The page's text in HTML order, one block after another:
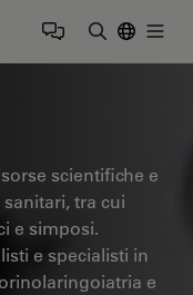
scientifiche e
tra cui
e simposi.
e specialisti in
e